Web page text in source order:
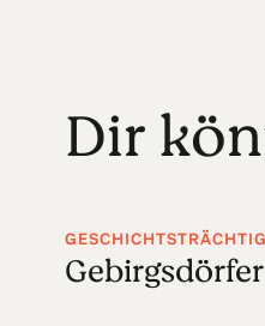
Dir
Gebirgsdörfer